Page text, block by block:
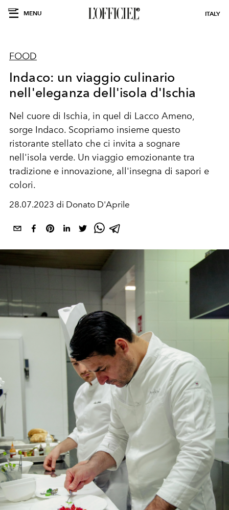
MENU ITALY
FOOD
Indaco: un viaggio culinario
nell'eleganza dell'isola d'Ischia
Nel cuore di Ischia, in quel di Lacco Ameno,
sorge Indaco. Scopriamo insieme questo
ristorante stellato che ci invita a sognare
nell'isola verde. Un viaggio emozionante tra
tradizione e innovazione, all'insegna di sapori e
colori.
28.07.2023 di Donato D'Aprile